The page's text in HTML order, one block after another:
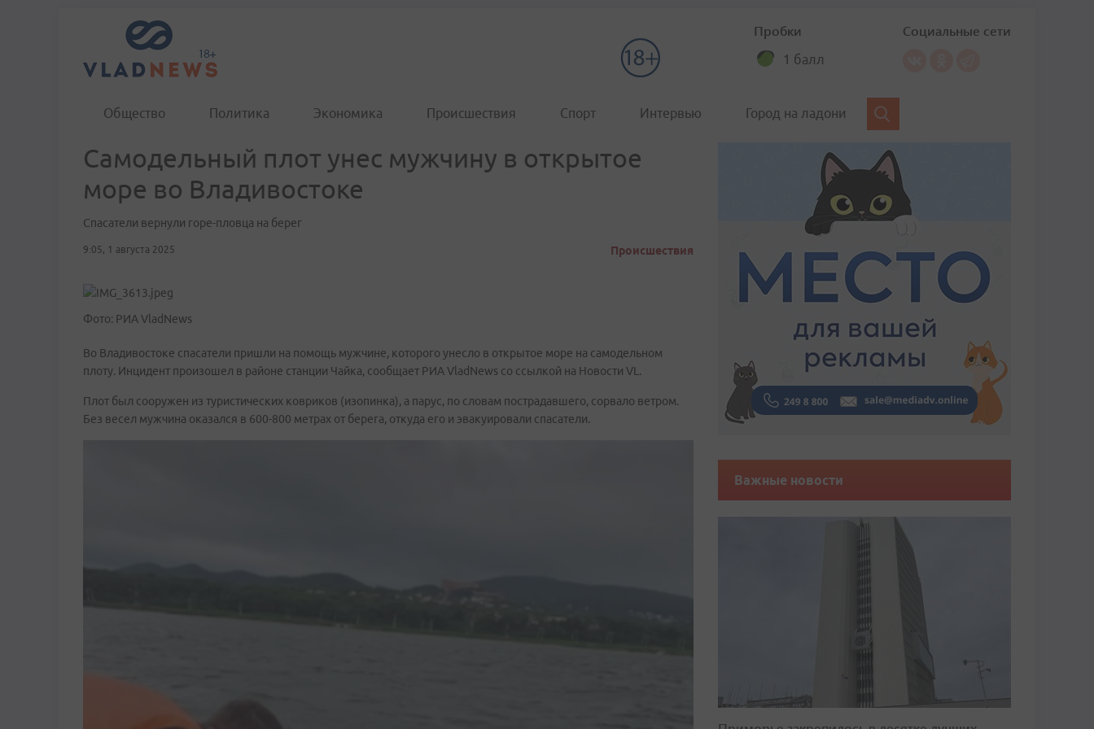
Пробки
1 балл
Социальные сети
Общество Политика Экономика Происшествия Спорт Интервью Город на ладони
Самодельный плот унес мужчину в открытое
море во Владивостоке
Спасатели вернули горе-пловца на берег
9:05, 1 августа 2025 Происшествия
Фото: РИА VladNews
Во Владивостоке спасатели пришли на помощь мужчине, которого унесло в открытое море на самодельном
плоту. Инцидент произошел в районе станции Чайка, сообщает РИА VladNews со ссылкой на Новости VL.
Плот был сооружен из туристических ковриков (изопинка), а парус, по словам пострадавшего, сорвало ветром.
Без весел мужчина оказался в 600-800 метрах от берега, откуда его и эвакуировали спасатели.
Важные новости